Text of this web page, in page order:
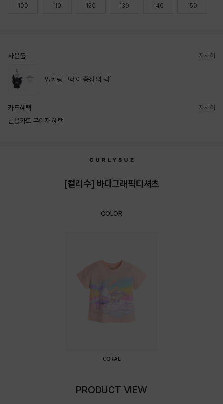
100 110 120 130 140 150
사은품
띵키링 그레이 증정 외 택1
자세히
카드혜택
신용카드 무이자 혜택
자세히
[컬리수] 바다그래픽티셔츠
COLOR
CORAL
PRODUCT VIEW